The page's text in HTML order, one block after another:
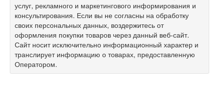
услуг, рекламного и маркетингового информирования и
консультирования. Если вы не согласны на обработку
своих персональных данных, воздержитесь от
оформления покупки товаров через данный веб-сайт.
Сайт носит исключительно информационный характер и
транслирует информацию о товарах, предоставленную
Оператором.